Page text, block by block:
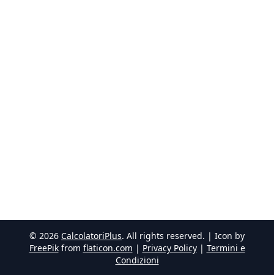
© 2026 CalcolatoriPlus. All rights reserved. | Icon by
FreePik from flaticon.com | Privacy Policy| Termini e
Condizioni